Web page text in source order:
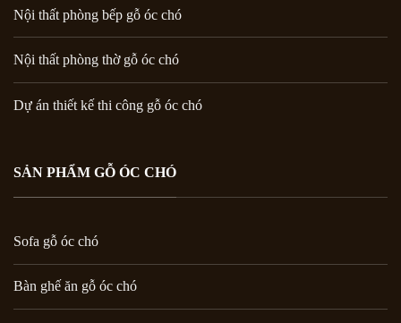
Nội thất phòng bếp gỗ óc chó
Nội thất phòng thờ gỗ óc chó
Dự án thiết kế thi công gỗ óc chó
SẢN PHẨM GỖ ÓC CHÓ
Sofa gỗ óc chó
Bàn ghế ăn gỗ óc chó